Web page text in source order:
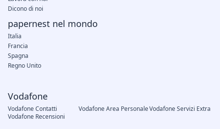
Vodafone
Vodafone Contatti Vodafone Area PersonaleVodafone Servizi Extra
Vodafone Recensioni
Dicono di noi
papernest nel mondo
Italia
Francia
Spagna
Regno Unito